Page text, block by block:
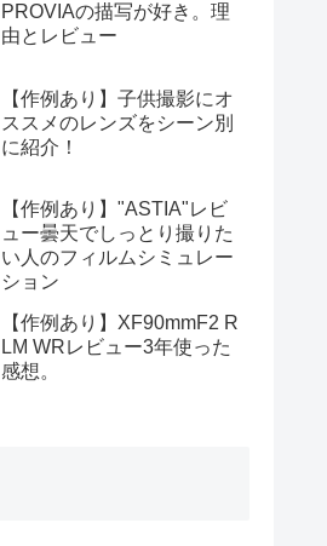
PROVIAの描写が好き。理
由とレビュー
【作例あり】子供撮影にオ
ススメのレンズをシーン別
に紹介！
【作例あり】"ASTIA"レビ
ュー曇天でしっとり撮りた
い人のフィルムシミュレー
ション
【作例あり】XF90mmF2 R
LM WRレビュー3年使った
感想。